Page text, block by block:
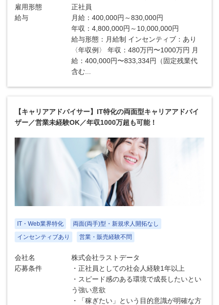
雇用形態
正社員
給与
月給：400,000円～830,000円
年収：4,800,000円～10,000,000円
給与形態：月給制 インセンティブ：あり
〈年収例〉 年収：480万円〜1000万円 月
給：400,000円〜833,334円（固定残業代
含む...
【キャリアアドバイサー】IT特化の両面型キャリアアドバイ
ザー／営業未経験OK／年収1000万超も可能！
IT・Web業界特化
両面(両手)型・新規求人開拓なし
インセンティブあり
営業・販売経験不問
会社名
株式会社ラストデータ
応募条件
・正社員としての社会人経験1年以上
・スピード感のある環境で成長したいとい
う強い意欲
・「稼ぎたい」という目的意識が明確な方